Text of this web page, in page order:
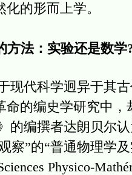
的形而上学。
方法：实验还是数学
代科学迥异于其古
命的编史学研究中
编撰者达朗贝尔
”的“普通物理学及
Physico-